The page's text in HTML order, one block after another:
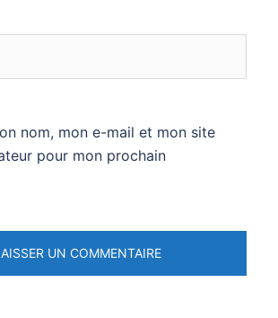
nom, mon e-mail et mon site
pour mon prochain